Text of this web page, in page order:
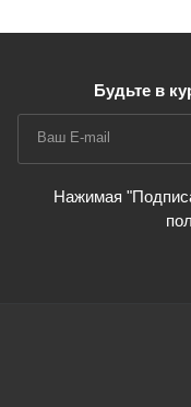
Будьте в
Нажимая